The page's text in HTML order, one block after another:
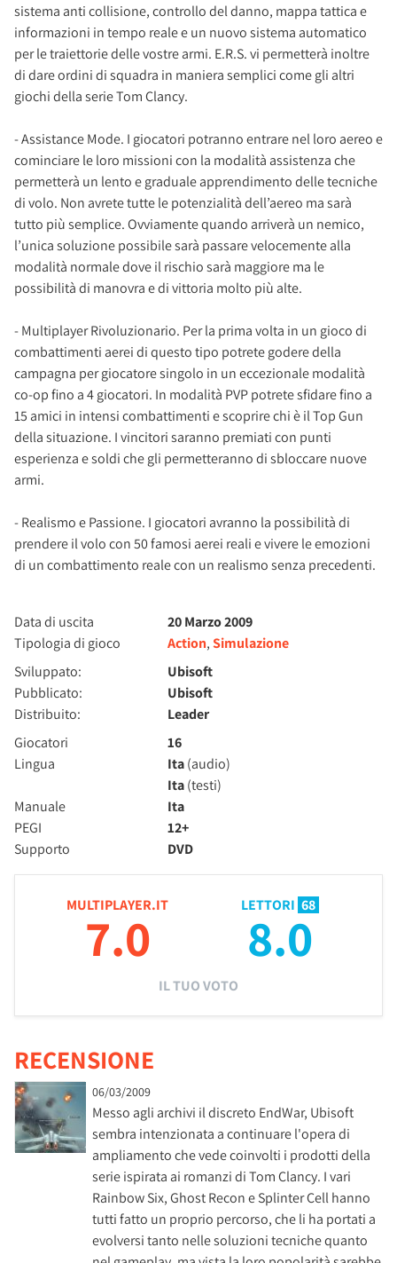
sistema anti collisione, controllo del danno, mappa tattica e
informazioni in tempo reale e un nuovo sistema automatico
per le traiettorie delle vostre armi. E.R.S. vi permetterà inoltre
di dare ordini di squadra in maniera semplici come gli altri
giochi della serie Tom Clancy.
- Assistance Mode. I giocatori potranno entrare nel loro aereo e
cominciare le loro missioni con la modalità assistenza che
permetterà un lento e graduale apprendimento delle tecniche
di volo. Non avrete tutte le potenzialità dell’aereo ma sarà
tutto più semplice. Ovviamente quando arriverà un nemico,
l’unica soluzione possibile sarà passare velocemente alla
modalità normale dove il rischio sarà maggiore ma le
possibilità di manovra e di vittoria molto più alte.
- Multiplayer Rivoluzionario. Per la prima volta in un gioco di
combattimenti aerei di questo tipo potrete godere della
campagna per giocatore singolo in un eccezionale modalità
co-op fino a 4 giocatori. In modalità PVP potrete sfidare fino a
15 amici in intensi combattimenti e scoprire chi è il Top Gun
della situazione. I vincitori saranno premiati con punti
esperienza e soldi che gli permetteranno di sbloccare nuove
armi.
- Realismo e Passione. I giocatori avranno la possibilità di
prendere il volo con 50 famosi aerei reali e vivere le emozioni
di un combattimento reale con un realismo senza precedenti.
Data di uscita
20 Marzo 2009
Tipologia di gioco
Action,Simulazione
Sviluppato:
Ubisoft
Pubblicato:
Ubisoft
Distribuito:
Leader
Giocatori
16
Lingua
Ita(audio)
Ita(testi)
Manuale
Ita
PEGI
12+
Supporto
DVD
MULTIPLAYER.IT
7.0
LETTORI 68
8.0
IL TUO VOTO
RECENSIONE
06/03/2009
Messo agli archivi il discreto EndWar, Ubisoft
sembra intenzionata a continuare l'opera di
ampliamento che vede coinvolti i prodotti della
serie ispirata ai romanzi di Tom Clancy. I vari
Rainbow Six, Ghost Recon e Splinter Cell hanno
tutti fatto un proprio percorso, che li ha portati a
evolversi tanto nelle soluzioni tecniche quanto